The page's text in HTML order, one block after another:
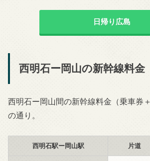
日帰り広島
西明石ー岡山の新幹線料金
西明石ー岡山間の新幹線料金（乗車券
の通り。
西明石駅ー岡山駅 片道